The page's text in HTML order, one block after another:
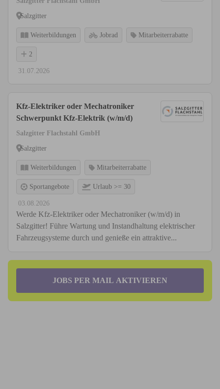
Salzgitter
Weiterbildungen Jobrad Mitarbeiterrabatte
2
31.07.2026
Kfz-Elektriker oder Mechatroniker
Schwerpunkt Kfz-Elektrik (w/m/d)
Salzgitter Flachstahl GmbH
Salzgitter
Weiterbildungen Mitarbeiterrabatte
Sportangebote Urlaub >= 30
03.08.2026
Werde Kfz-Elektriker oder Mechatroniker (w/m/d) in
Salzgitter! Führe Wartung und Instandhaltung elektrischer
Fahrzeugsysteme durch und genieße ein attraktive...
JOBS PER MAIL AKTIVIEREN